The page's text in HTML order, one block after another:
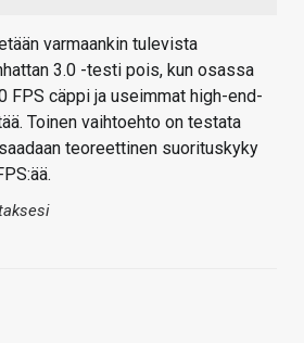
varmaankin tulevista
3.0 -testi pois, kun osassa
FPS cäppi ja useimmat high-end-
Toinen vaihtoehto on testata
teoreettinen suorituskyky